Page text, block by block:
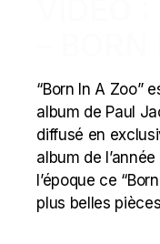
“Born In A Zoo”
album de Paul
diffusé en
album de
l’époque ce
plus belles pièces